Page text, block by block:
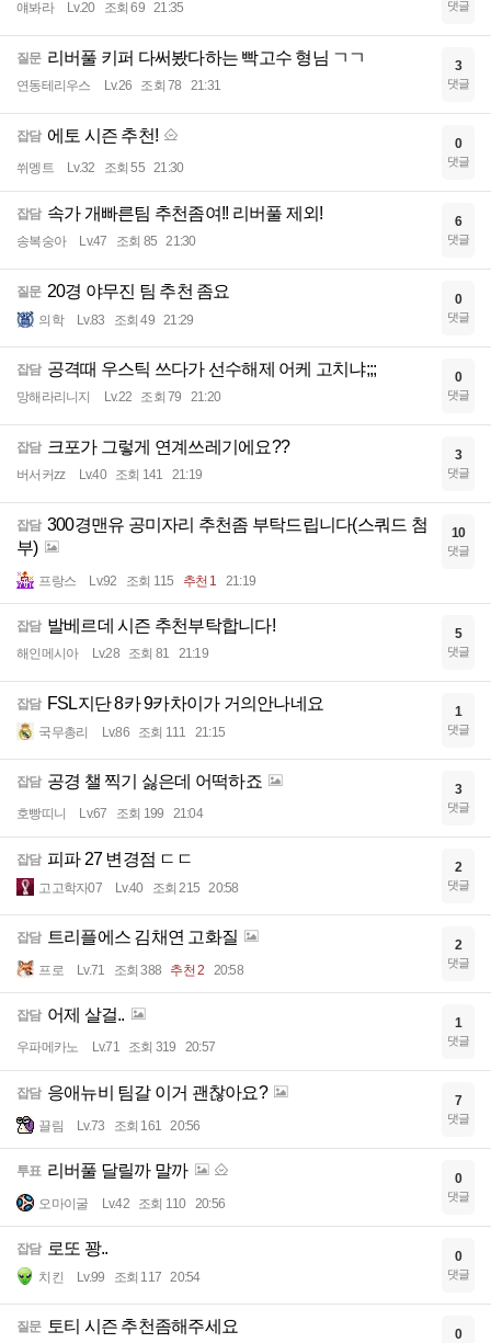
얘봐라 Lv.20 조회 69 21:35 댓글
질문 리버풀 키퍼 다써봤다하는 빡고수 형님 ㄱㄱ
연동테리우스 Lv.26 조회 78 21:31
3
댓글
잡담 에토 시즌 추천!
쒸멩트 Lv.32 조회 55 21:30
0
댓글
잡담 속가 개빠른팀 추천좀여!! 리버풀 제외!
송복숭아 Lv.47 조회 85 21:30
6
댓글
질문 20경 야무진 팀 추천 좀요
의학 Lv.83 조회 49 21:29
0
댓글
잡담 공격때 우스틱 쓰다가 선수해제 어케 고치냐;;;
망해라리니지 Lv.22 조회 79 21:20
0
댓글
잡담 크포가 그렇게 연계쓰레기에요??
버서커zz Lv.40 조회 141 21:19
3
댓글
잡담 300경맨유 공미자리 추천좀 부탁드립니다(스쿼드 첨
부)
프랑스 Lv.92 조회 115 추천 1 21:19
10
댓글
잡담 발베르데 시즌 추천부탁합니다!
해인메시아 Lv.28 조회 81 21:19
5
댓글
잡담 FSL지단 8카 9카차이가 거의안나네요
국무총리 Lv.86 조회 111 21:15
1
댓글
잡담 공경 챌 찍기 싫은데 어떡하죠
호빵띠니 Lv.67 조회 199 21:04
3
댓글
잡담 피파 27 변경점 ㄷㄷ
고고학자07 Lv.40 조회 215 20:58
2
댓글
잡담 트리플에스 김채연 고화질
프로 Lv.71 조회 388 추천 2 20:58
2
댓글
잡담 어제 살걸..
우파메카노 Lv.71 조회 319 20:57
1
댓글
잡담 응애뉴비 팀갈 이거 괜찮아요?
끌림 Lv.73 조회 161 20:56
7
댓글
투표 리버풀 달릴까 말까
오마이굴 Lv.42 조회 110 20:56
0
댓글
잡담 로또 꽝..
치킨 Lv.99 조회 117 20:54
0
댓글
질문 토티 시즌 추천좀해주세요 0